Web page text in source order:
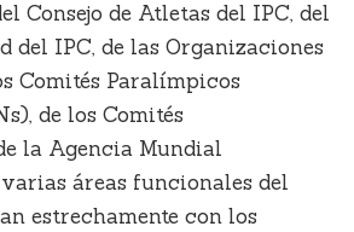
Consejo de Atletas del IPC, del
del IPC, de las Organizaciones
Comités Paralímpicos
de los Comités
la Agencia Mundial
áreas funcionales del
estrechamente con los